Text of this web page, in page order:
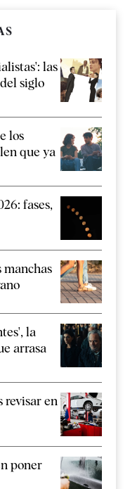
las
siglo
los
que ya
fases,
manchas
la
arrasa
revisar en
poner